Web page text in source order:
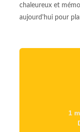
chaleureux et
aujourd'hui pour
1